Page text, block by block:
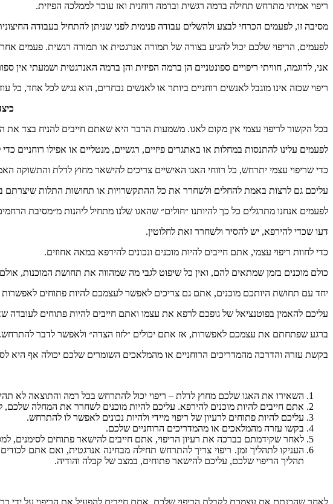
ריפוי אמיתי מתרחש תחילה ברמה רגשית וברמה רוחנית ואז עובר לממלכה הפיזית.
מסיבה זו, לפעמים הכרחי לבצע ולהשלים עבודה פנימית לפני שניתן להתחיל בעבודה
לפעמים, הריפוי שלכם יכול להגיע בצורה של תמורה אנרגטית או תמורה רגשית. פעמים
אני, לדוגמה, חוויתי ריפויים ספונטניים הן ברמה הפיזית והן ברמה האנרגטית ושמעתי אין
ריפוי שכזה אינו מוגבל לאנשים רוחניים ביותר או לאנשים נבחרים, הוא נגיש לכל אחד, כל
בכל הקשור לריפוי עצמי אין מקום לאגו. משמעות הדבר היא שאתם חייבים להניח בצד את
לפעמים עלינו להתנסות במחלות או באתגרים פיזיים, רגשיים, מנטליים או אפילו רוחניים כדי
כדי שריפוי עצמי יתרחש, כל רווחי האגו האישיים צריכים להישאר מחוץ לדלת והתשוקה
עליכם גם לרצות באמת להחלים ולשחרר את כל ההתקשרויות או תחושות התלות שיצרתם
לפעמים אנחנו מתרגלים כל כך להיותנו ״חולים״ שהאגו שלנו מתחיל ליהנות מ״מסיבת
דעו שכדי להירפא, יש להסיר ולשחרר זאת לחלוטין.
כדי לחוות ריפוי עצמי, אתם חייבים להיות מוכנים ונכונים להירפא במאה אחוזים.
כולם מוכנים בזמן שמתאים להם, ואין כל שיפוט לגבי מה שמהווה את תחושת המוכנות, אולם
יחד עם תחושת היותכם מוכנים, אתם גם צריכים לאפשר לעצמכם להיות פתוחים לאפשרות
עליכם להאמין בפוטנציאל של גופכם לרפא את עצמו ואתם חייבים להיות פתוחים לעובדה
ברגע שפתחתם את עצמכם לאפשרות, אז אתם יכולים ״לזוז הצדה״ ולאפשר לדבר להתרחש.
בקשת עזרה והדרכה מהמדריכים הרוחניים או מהמלאכים השומרים שלכם יכולה אף היא
השאירו את האגו שלכם מחוץ לדלת – ריפוי יכול להתרחש בכל רמה והתוצאה לא
אתם חייבים להיות מוכנים להירפא. עליכם להיות מוכנים לשחרר את המחלה שלכם,
עליכם להיות פתוחים לרעיון של ריפוי מיידי ולהיות נכונים לאפשר לו להתרחש.
בקשו עזרה מהמלאכים או מהמדריכים הרוחניים שלכם.
לאחר שקידמתם בברכה את רעיון הריפוי, אתם חייבים להישאר פתוחים לסימנים,
העניקו לתהליך זמן. ריפוי צריך להתרחש תחילה מבחינה אנרגטית, ואם אתם לכודים
תהליך הריפוי שלכם, עליכם להישאר פתוחים, במצב של קבלה והודיה.
לאחר שהכנתם את עצמכם לקבלת הריפוי שלכם, אתם חייבים להפעיל את הריפוי על ידי כך